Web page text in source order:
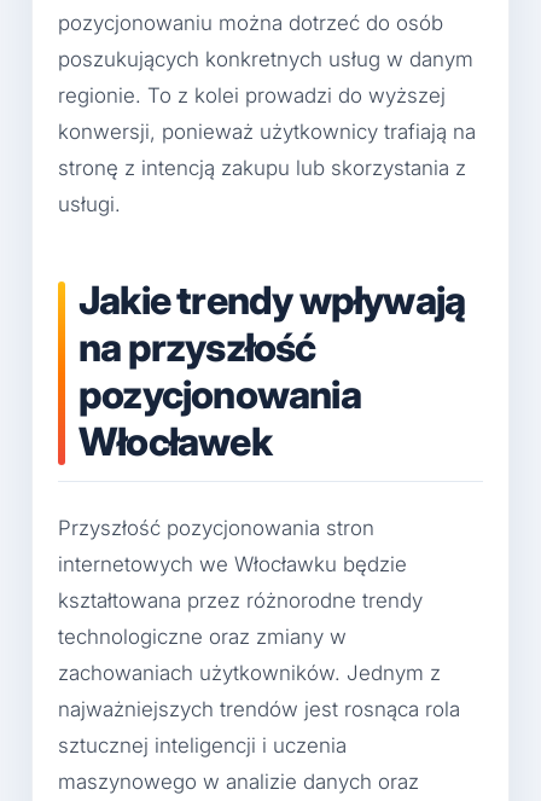
pozycjonowaniu można dotrzeć do osób
poszukujących konkretnych usług w danym
regionie. To z kolei prowadzi do wyższej
konwersji, ponieważ użytkownicy trafiają na
stronę z intencją zakupu lub skorzystania z
usługi.
Jakie trendy wpływają
na przyszłość
pozycjonowania
Włocławek
Przyszłość pozycjonowania stron
internetowych we Włocławku będzie
kształtowana przez różnorodne trendy
technologiczne oraz zmiany w
zachowaniach użytkowników. Jednym z
najważniejszych trendów jest rosnąca rola
sztucznej inteligencji i uczenia
maszynowego w analizie danych oraz